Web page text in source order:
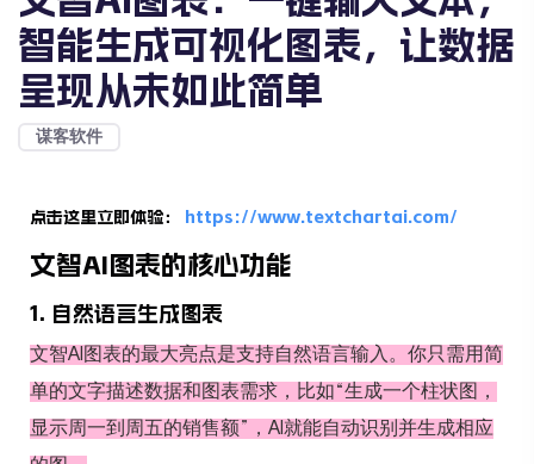
智能生成可视化图表，让数据
呈现从未如此简单
谋客软件
点击这里立即体验： https://www.textchartai.com/
文智AI图表的核心功能
1. 自然语言生成图表
文智AI图表的最大亮点是支持自然语言输入。你只需用简
单的文字描述数据和图表需求，比如“生成一个柱状图，
显示周一到周五的销售额”，AI就能自动识别并生成相应